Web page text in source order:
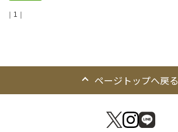
｜1｜
ページトップへ戻る